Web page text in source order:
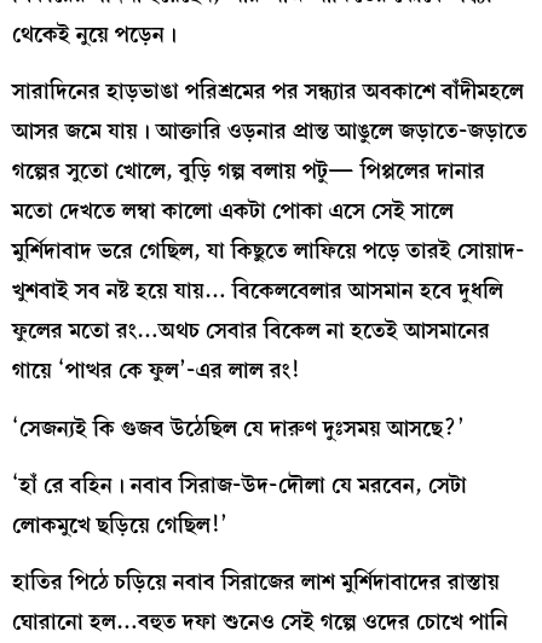
থেকেই নুয়ে পড়েন।
সারাদিনের হাড়ভাঙা পরিশ্রমের পর সন্ধ্যার অবকাশে বাঁদীমহলে
আসর জমে যায়। আক্তারি ওড়নার প্রান্ত আঙুলে জড়াতে-জড়াতে
গল্পের সুতো খোলে, বুড়ি গল্প বলায় পটু— পিপ্পলের দানার
মতো দেখতে লম্বা কালো একটা পোকা এসে সেই সালে
মুর্শিদাবাদ ভরে গেছিল, যা কিছুতে লাফিয়ে পড়ে তারই সোয়াদ-
খুশবাই সব নষ্ট হয়ে যায়… বিকেলবেলার আসমান হবে দুধলি
ফুলের মতো রং…অথচ সেবার বিকেল না হতেই আসমানের
গায়ে ‘পাত্থর কে ফুল’-এর লাল রং!
‘সেজন্যই কি গুজব উঠেছিল যে দারুণ দুঃসময় আসছে?’
‘হাঁ রে বহিন। নবাব সিরাজ-উদ-দৌলা যে মরবেন, সেটা
লোকমুখে ছড়িয়ে গেছিল!’
হাতির পিঠে চড়িয়ে নবাব সিরাজের লাশ মুর্শিদাবাদের রাস্তায়
ঘোরানো হল…বহুত দফা শুনেও সেই গল্পে ওদের চোখে পানি